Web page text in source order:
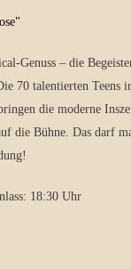
Genuss – die
70 talentierten Teens
die moderne
die Bühne. Das darf
18:30 Uhr